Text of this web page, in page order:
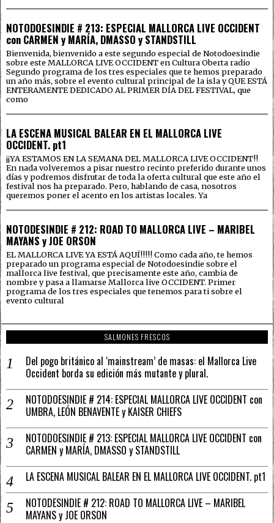
NOTODOESINDIE # 213: ESPECIAL MALLORCA LIVE OCCIDENT
con CARMEN y MARÍA, DMASSO y STANDSTILL
Bienvenida, bienvenido a este segundo especial de Notodoesindie
sobre este MALLORCA LIVE OCCIDENT en Cultura Oberta radio
Segundo programa de los tres especiales que te hemos preparado
un año más, sobre el evento cultural principal de la isla y QUE ESTÁ
ENTERAMENTE DEDICADO AL PRIMER DÍA DEL FESTIVAL, que
como
LA ESCENA MUSICAL BALEAR EN EL MALLORCA LIVE
OCCIDENT. pt1
¡¡YA ESTAMOS EN LA SEMANA DEL MALLORCA LIVE OCCIDENT!!
En nada volveremos a pisar nuestro recinto preferido durante unos
días y podremos disfrutar de toda la oferta cultural que este año el
festival nos ha preparado. Pero, hablando de casa, nosotros
queremos poner el acento en los artistas locales. Ya
NOTODESINDIE # 212: ROAD TO MALLORCA LIVE – MARIBEL
MAYANS y JOE ORSON
EL MALLORCA LIVE YA ESTÁ AQUÍ!!!!! Como cada año, te hemos
preparado un programa especial de Notodoesindie sobre el
mallorca live festival, que precisamente este año, cambia de
nombre y pasa a llamarse Mallorca live OCCIDENT. Primer
programa de los tres especiales que tenemos para ti sobre el
evento cultural
SALMONES FRESCOS
Del pogo británico al ‘mainstream’ de masas: el Mallorca Live
Occident borda su edición más mutante y plural.
NOTODOESINDIE # 214: ESPECIAL MALLORCA LIVE OCCIDENT con
UMBRA, LEÓN BENAVENTE y KAISER CHIEFS
NOTODOESINDIE # 213: ESPECIAL MALLORCA LIVE OCCIDENT con
CARMEN y MARÍA, DMASSO y STANDSTILL
LA ESCENA MUSICAL BALEAR EN EL MALLORCA LIVE OCCIDENT. pt1
NOTODESINDIE # 212: ROAD TO MALLORCA LIVE – MARIBEL
MAYANS y JOE ORSON